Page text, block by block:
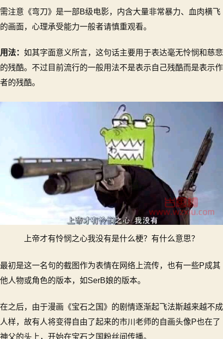
需注意《弯刀》是一部B级电影，内含大量非常暴力、血肉横飞
的画面，心理承受能力一般者请慎重观看。
用法： 如其字面意义所言，这句话主要用于表达毫无怜悯和慈悲
的残酷。不过目前流行的一般用法不是表示自己残酷而是表示作
者的残酷。
上帝才有怜悯之心我没有是什么梗？有什么意思？
最初是这一名句的截图作为表情在网络上流传，也有一些P成其
他人物或角色的版本，如SerB娘的版本。
在之后，由于漫画《宝石之国》的剧情逐渐起飞法斯越来越不成
人样，故有人将变得自由了起来的市川老师的自画头像P也在了
神父的头上，开始在宝石之国粉丝间传播。